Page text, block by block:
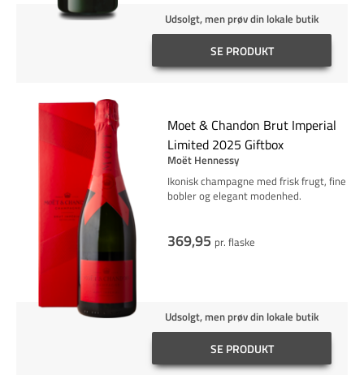
Udsolgt, men prøv din lokale butik
SE PRODUKT
Moet & Chandon Brut Imperial
Limited 2025 Giftbox
Moët Hennessy
Ikonisk champagne med frisk frugt, fine
bobler og elegant modenhed.
369,95 pr. flaske
Udsolgt, men prøv din lokale butik
SE PRODUKT